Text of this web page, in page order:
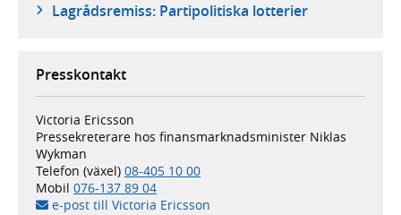
Lagrådsremiss: Partipolitiska lotterier
Presskontakt
Victoria Ericsson
Pressekreterare hos finansmarknadsminister Niklas
Wykman
Telefon (växel) 08-405 10 00
Mobil 076-137 89 04
e-post till Victoria Ericsson